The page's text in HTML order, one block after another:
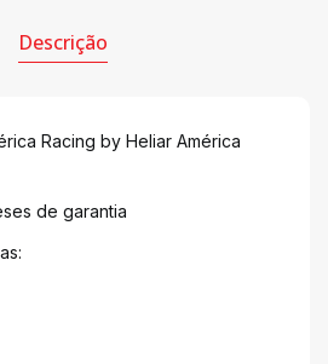
Descrição
Racing by Heliar América
de garantia